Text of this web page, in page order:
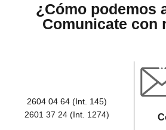
¿Cómo podemos
Comunicate con
2604 04 64 (Int. 145)
2601 37 24 (Int. 1274)